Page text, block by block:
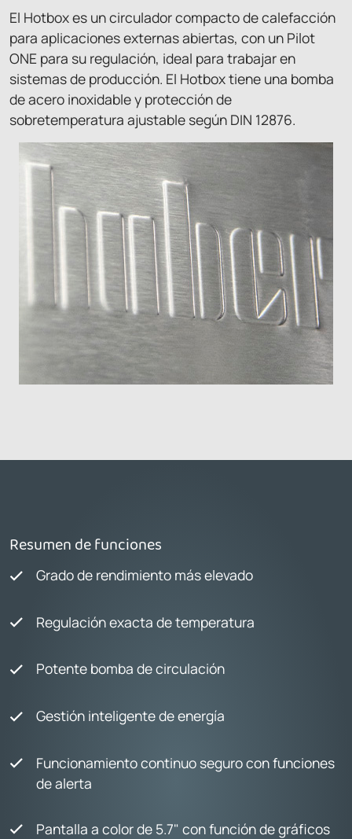
El Hotbox es un circulador compacto de calefacción
para aplicaciones externas abiertas, con un Pilot
ONE para su regulación, ideal para trabajar en
sistemas de producción. El Hotbox tiene una bomba
de acero inoxidable y protección de
sobretemperatura ajustable según DIN 12876.
Resumen de funciones
Grado de rendimiento más elevado
Regulación exacta de temperatura
Potente bomba de circulación
Gestión inteligente de energía
Funcionamiento continuo seguro con funciones
de alerta
Pantalla a color de 5.7" con función de gráficos